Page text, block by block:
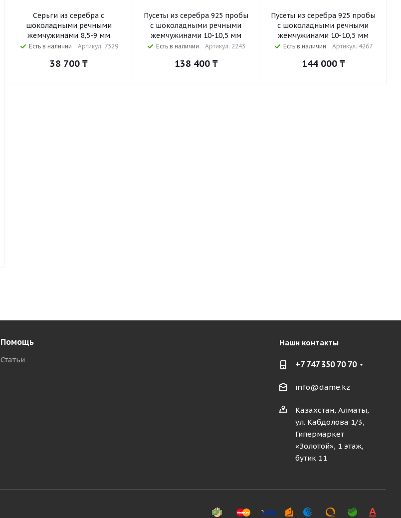
Серьги из серебра с
шоколадными речными
жемчужинами 8,5-9 мм
Есть в наличии Артикул: 7329
38 700 ₸
Пусеты из серебра 925 пробы
с шоколадными речными
жемчужинами 10-10,5 мм
Есть в наличии Артикул: 2243
138 400₸
Пусеты из серебра 925 пробы
с шоколадными речными
жемчужинами 10-10,5 мм
Есть в наличии Артикул: 4267
144 000₸
Помощь
Статьи
Наши контакты
+7 747 350 70 70
info@dame.kz
Казахстан, Алматы,
ул. Кабдолова 1/3,
Гипермаркет
«Золотой», 1 этаж,
бутик 11